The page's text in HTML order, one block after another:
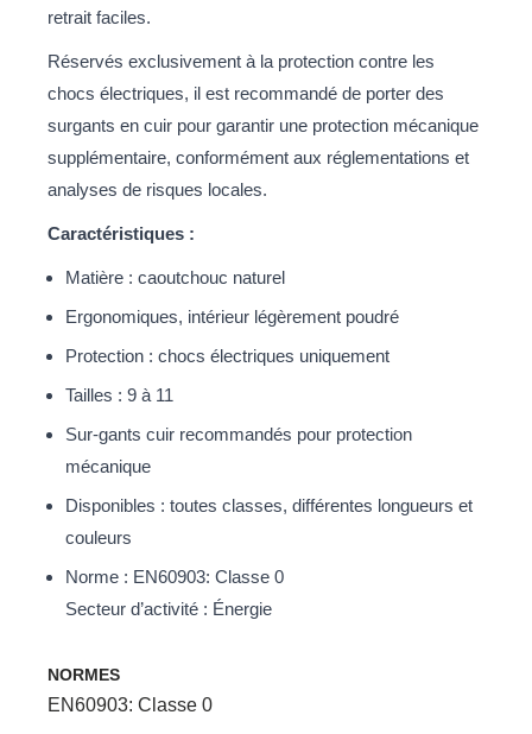
retrait faciles.
Réservés exclusivement à la protection contre les
chocs électriques, il est recommandé de porter des
surgants en cuir pour garantir une protection mécanique
supplémentaire, conformément aux réglementations et
analyses de risques locales.
Caractéristiques :
Matière : caoutchouc naturel
Ergonomiques, intérieur légèrement poudré
Protection : chocs électriques uniquement
Tailles : 9 à 11
Sur-gants cuir recommandés pour protection
mécanique
Disponibles : toutes classes, différentes longueurs et
couleurs
Norme : EN60903: Classe 0
Secteur d’activité : Énergie
NORMES
EN60903: Classe 0